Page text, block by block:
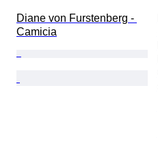
Diane von Furstenberg -
Camicia